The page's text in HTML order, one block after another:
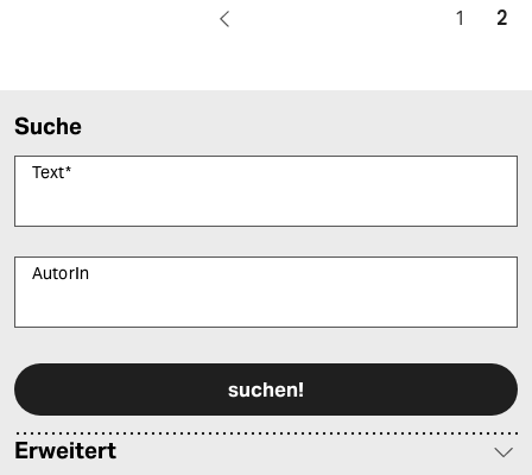
1 2
Suche
Text*
AutorIn
Erweitert